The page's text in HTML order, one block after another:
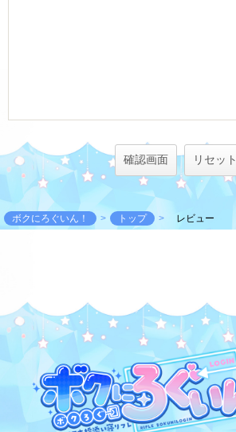
ボクにろぐいん！ トップ レビュー